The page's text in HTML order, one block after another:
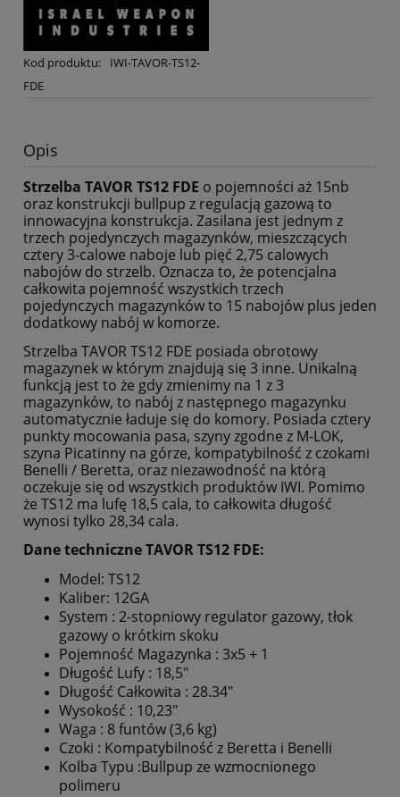
Kod produktu:
IWI-TAVOR-TS12-
FDE
Opis
Strzelba TAVOR TS12 FDE o pojemności aż 15nb
oraz konstrukcji bullpup z regulacją gazową to
innowacyjna konstrukcja. Zasilana jest jednym z
trzech pojedynczych magazynków, mieszczących
cztery 3-calowe naboje lub pięć 2,75 calowych
nabojów do strzelb. Oznacza to, że potencjalna
całkowita pojemność wszystkich trzech
pojedynczych magazynków to 15 nabojów plus jeden
dodatkowy nabój w komorze.
Strzelba TAVOR TS12 FDE posiada obrotowy
magazynek w którym znajdują się 3 inne. Unikalną
funkcją jest to że gdy zmienimy na 1 z 3
magazynków, to nabój z następnego magazynku
automatycznie ładuje się do komory. Posiada cztery
punkty mocowania pasa, szyny zgodne z M-LOK,
szyna Picatinny na górze, kompatybilność z czokami
Benelli / Beretta, oraz niezawodność na którą
oczekuje się od wszystkich produktów IWI. Pomimo
że TS12 ma lufę 18,5 cala, to całkowita długość
wynosi tylko 28,34 cala.
Dane techniczne TAVOR TS12 FDE:
Model: TS12
Kaliber: 12GA
System : 2-stopniowy regulator gazowy, tłok
gazowy o krótkim skoku
Pojemność Magazynka : 3x5 + 1
Długość Lufy : 18,5"
Długość Całkowita : 28.34"
Wysokość : 10,23"
Waga : 8 funtów (3,6 kg)
Czoki : Kompatybilność z Beretta i Benelli
Kolba Typu :Bullpup ze wzmocnionego
polimeru